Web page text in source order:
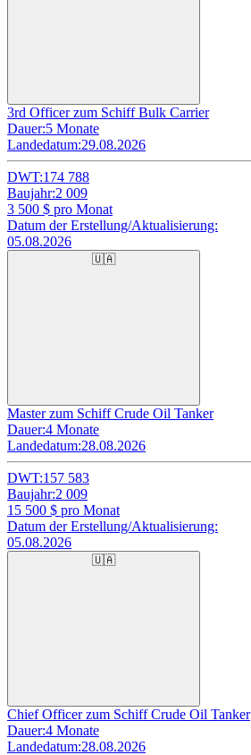
3rd Officer zum Schiff Bulk Carrier
Dauer:5 Monate
Landedatum:29.08.2026
DWT:174 788
Baujahr:2 009
3 500 $ pro Monat
Datum der Erstellung/Aktualisierung:
05.08.2026
🇺🇦
Master zum Schiff Crude Oil Tanker
Dauer:4 Monate
Landedatum:28.08.2026
DWT:157 583
Baujahr:2 009
15 500 $ pro Monat
Datum der Erstellung/Aktualisierung:
05.08.2026
🇺🇦
Chief Officer zum Schiff Crude Oil Tanker
Dauer:4 Monate
Landedatum:28.08.2026